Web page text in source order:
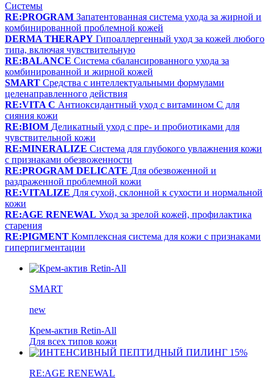
Системы
RE:PROGRAM Запатентованная система ухода за жирной и
комбинированной проблемной кожей
DERMA THERAPY Гипоаллергенный уход за кожей любого
типа, включая чувствительную
RE:BALANCE Система сбалансированного ухода за
комбинированной и жирной кожей
SMART Средства с интеллектуальными формулами
целенаправленного действия
RE:VITA C Антиоксидантный уход с витамином С для
сияния кожи
RE:BIOM Деликатный уход с пре- и пробиотиками для
чувствительной кожи
RE:MINERALIZE Система для глубокого увлажнения кожи
с признаками обезвоженности
RE:PROGRAM DELICATE Для обезвоженной и
раздраженной проблемной кожи
RE:VITALIZE Для сухой, склонной к сухости и нормальной
кожи
RE:AGE RENEWAL Уход за зрелой кожей, профилактика
старения
RE:PIGMENT Комплексная система для кожи с признаками
гиперпигментации
SMART
new
Крем-актив Retin-All
Для всех типов кожи
RE:AGE RENEWAL